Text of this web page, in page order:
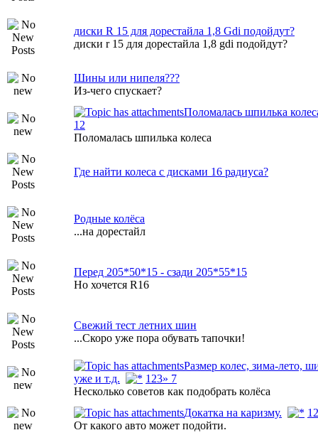
диски R 15 для дорестайла 1,8 Gdi подойдут?
диски r 15 для дорестайла 1,8 gdi подойдут?
Шины или нипеля???
Из-чего спускает?
Поломалась шпилька
1 2
Поломалась шпилька колеса
Где найти колеса с дисками 16 радиуса?
Родные колёса
...на дорестайл
Перед 205*50*15 - сзади 205*55*15
Но хочется R16
Свежий тест летних шин
...Скоро уже пора обувать тапочки!
Размер колес, зима-лето,
уже и т.д.
1 23» 7
Несколько советов как подобрать колёса
Докатка на каризму.
1 2
От какого авто может подойти.